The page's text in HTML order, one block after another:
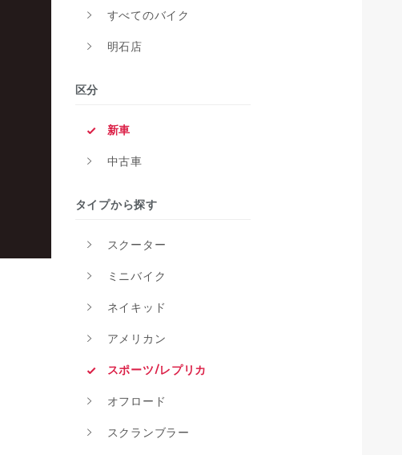
すべてのバイク
明石店
区分
新車
中古車
タイプから探す
スクーター
ミニバイク
ネイキッド
アメリカン
スポーツ/レプリカ
オフロード
スクランブラー